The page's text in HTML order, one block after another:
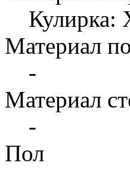
Кулирка:
Материал
-
Материал
-
Пол